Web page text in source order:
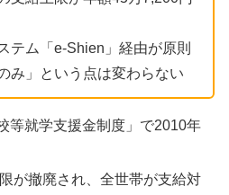
テム「e-Shien」経由が原則
み」という点は変わらない
等就学支援金制度」で2010年
が撤廃され、全世帯が支給対